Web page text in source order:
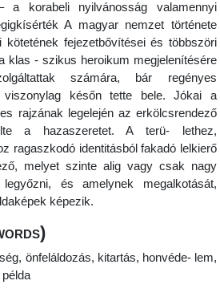
a korabeli nyilvánosság valamennyi
A magyar nemzet története
kötetének fejezetbővítései és többszöri
klas ‑ szikus heroikum megjelenítésére
számára, bár regényes
viszonylag későn tette bele. Jókai a
rajzának legelején az erkölcsrendező
a hazaszeretet. A terü‑ lethez,
ragaszkodó identitásból fakadó lelkierő
melyet szinte alig vagy csak nagy
és amelynek megalkotását,
képezik.
önfeláldozás, kitartás, honvéde‑ lem,